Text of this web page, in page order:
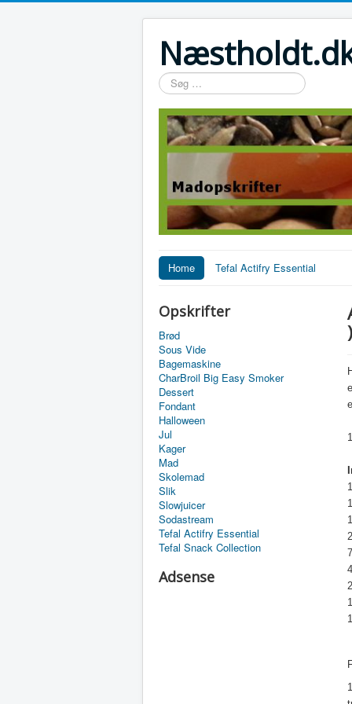
Søg
…
Home Tefal Actifry Essential
Opskrifter
Brød
Sous Vide
Bagemaskine
CharBroil Big Easy Smoker
Dessert
Fondant
Halloween
Jul
Kager
Mad
Skolemad
Slik
Slowjuicer
Sodastream
Tefal Actifry Essential
Tefal Snack Collection
Adsense
)